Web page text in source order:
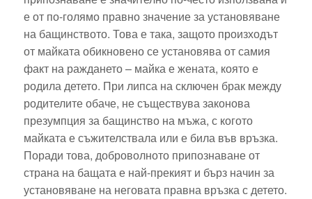
е от по-голямо правно значение за установяване
на бащинството. Това е така, защото произходът
от майката обикновено се установява от самия
факт на раждането – майка е жената, която е
родила детето. При липса на сключен брак между
родителите обаче, не съществува законова
презумпция за бащинство на мъжа, с когото
майката е съжителствала или е била във връзка.
Поради това, доброволното припознаване от
страна на бащата е най-прекият и бърз начин за
установяване на неговата правна връзка с детето.